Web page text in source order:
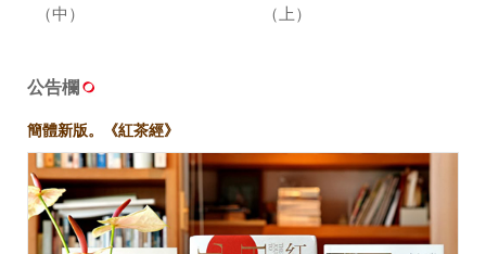
（中）
（上）
公告欄
簡體新版。《紅茶經》